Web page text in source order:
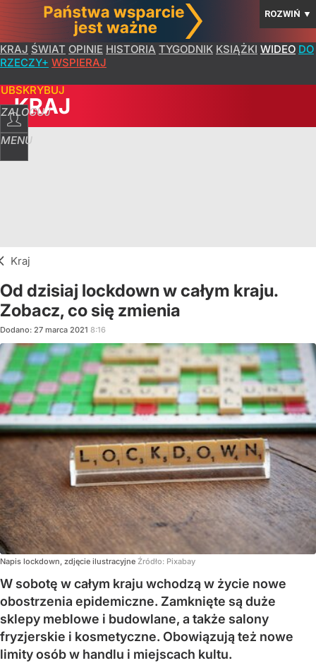
ROZWIŃ ▼
KRAJ ŚWIAT OPINIE HISTORIA TYGODNIK KSIĄŻKI WIDEO DO
RZECZY+ WSPIERAJ
ZALOGUJ
MENU
KRAJ
Kraj
Od dzisiaj lockdown w całym kraju.
Zobacz, co się zmienia
Dodano: 27 marca 2021 8:16
Napis lockdown, zdjęcie ilustracyjne Źródło: Pixabay
W sobotę w całym kraju wchodzą w życie nowe
obostrzenia epidemiczne. Zamknięte są duże
sklepy meblowe i budowlane, a także salony
fryzjerskie i kosmetyczne. Obowiązują też nowe
limity osób w handlu i miejscach kultu.